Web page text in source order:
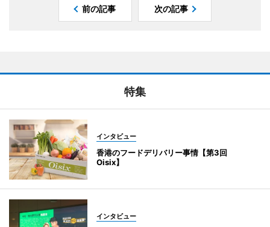
前の記事 次の記事
特集
インタビュー
香港のフードデリバリー事情【第3回
Oisix】
インタビュー